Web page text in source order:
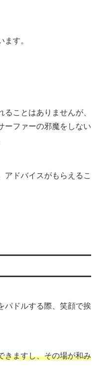
す。
ことはありませんが、
ーファーの邪魔をしない
アドバイスがもらえるこ
パドルする際、笑顔で挨
きますし、その場が和み